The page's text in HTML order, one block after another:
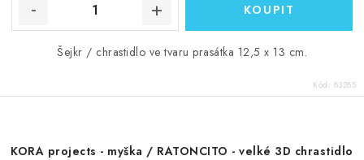
Šejkr / chrastidlo ve tvaru prasátka 12,5 x 13 cm.
Kód: 83285
KORA projects - myška / RATONCITO - velké 3D chrastidlo